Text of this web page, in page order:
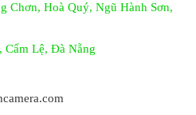
Chơn, Hoà Quý, Ngũ Hành Sơn,
Cẩm Lệ, Đà Nẵng